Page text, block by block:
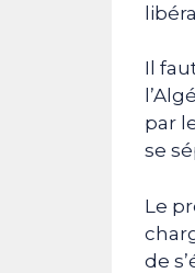
Il
par
se
Le
de